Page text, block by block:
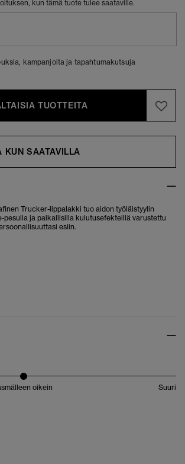
kun tämä tuote tulee saataville.
kampanjoita ja tapahtumakutsuja
TUOTTEITA
KUN SAATAVILLA
Trucker-lippalakki tuo aidon työläistyylin
pesulla ja paikallisilla kulutusefekteillä varustettu
esiin.
oikein Suuri